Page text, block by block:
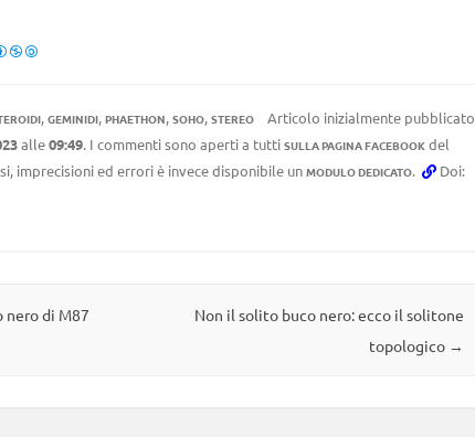
, GEMINIDI, PHAETHON, SOHO, STEREO
Articolo inizialmente pubblicato
alle09:49. I commenti sono aperti a tutti SULLA PAGINA FACEBOOKdel
imprecisioni ed errori è invece disponibile un MODULO DEDICATO. Doi:
nero di M87
Non il solito buco nero: ecco il solitone
topologico →